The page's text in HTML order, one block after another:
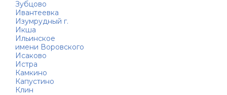
Зубцово
Ивантеевка
Изумрудный г.
Икша
Ильинское
имени Воровского
Исаково
Истра
Камкино
Капустино
Клин